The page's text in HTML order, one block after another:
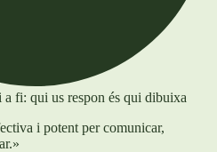
fi: qui us respon és qui dibuixa
i potent per comunicar,